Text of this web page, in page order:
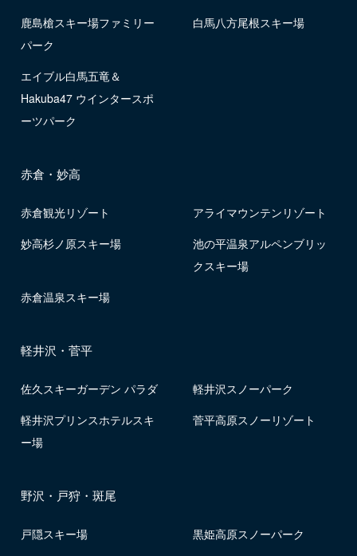
鹿島槍スキー場ファミリー
パーク
白馬八方尾根スキー場
エイブル白馬五竜＆
Hakuba47 ウインタースポ
ーツパーク
赤倉・妙高
赤倉観光リゾート
アライマウンテンリゾート
妙高杉ノ原スキー場
池の平温泉アルペンブリッ
クスキー場
赤倉温泉スキー場
軽井沢・菅平
佐久スキーガーデン パラダ
軽井沢スノーパーク
軽井沢プリンスホテルスキ
ー場
菅平高原スノーリゾート
野沢・戸狩・斑尾
戸隠スキー場
黒姫高原スノーパーク